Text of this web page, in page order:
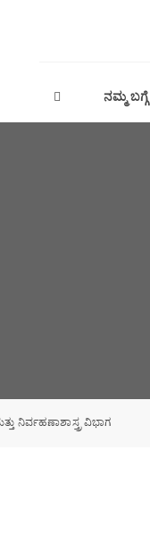
ನಮ್ಮ ಬಗ್ಗೆ
ನಿರ್ವಹಣಾಶಾಸ್ತ್ರ ವಿಭಾಗ